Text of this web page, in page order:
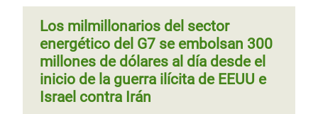
Los milmillonarios del sector
energético del G7 se embolsan 300
millones de dólares al día desde el
inicio de la guerra ilícita de EEUU e
Israel contra Irán